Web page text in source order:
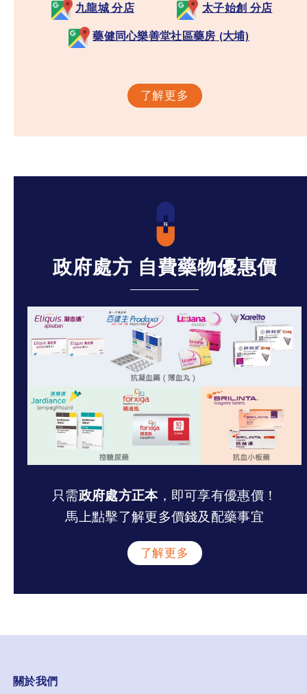
九龍城分店
太子始創 分店
藥健同心樂善堂社區藥房 (大埔)
了解更多
政府處方 自費藥物優惠價
只需政府處方正本，即可享有優惠價！
馬上點擊了解更多價錢及配藥事宜
了解更多
關於我們